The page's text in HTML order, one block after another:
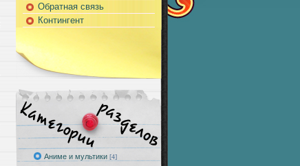
Обратная связь
Контингент
Аниме и мультики [4]